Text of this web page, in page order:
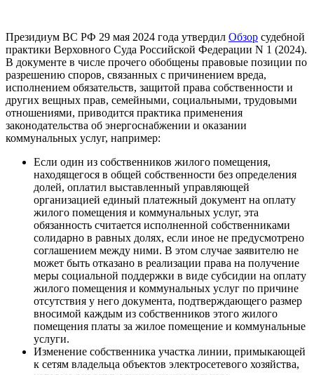
Президиум ВС РФ 29 мая 2024 года утвердил Обзор судебной
практики Верховного Суда Российской Федерации N 1 (2024).
В документе в числе прочего обобщены правовые позиции по
разрешению споров, связанных с причинением вреда,
исполнением обязательств, защитой права собственности и
других вещных прав, семейными, социальными, трудовыми
отношениями, приводится практика применения
законодательства об энергоснабжении и оказании
коммунальных услуг, например:
Если один из собственников жилого помещения,
находящегося в общей собственности без определения
долей, оплатил выставленный управляющей
организацией единый платежный документ на оплату
жилого помещения и коммунальных услуг, эта
обязанность считается исполненной собственниками
солидарно в равных долях, если иное не предусмотрено
соглашением между ними. В этом случае заявителю не
может быть отказано в реализации права на получение
меры социальной поддержки в виде субсидии на оплату
жилого помещения и коммунальных услуг по причине
отсутствия у него документа, подтверждающего размер
вносимой каждым из собственников этого жилого
помещения платы за жилое помещение и коммунальные
услуги.
Изменение собственника участка линии, примыкающей
к сетям владельца объектов электросетевого хозяйства,